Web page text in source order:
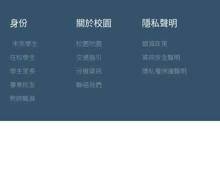
身份
未來學生
在校學生
學生家長
畢業校友
教師職員
關於校園
校園地圖
交通指引
分機資訊
聯絡我們
隱私聲明
個資政策
資訊安全聲明
隱私權保護聲明